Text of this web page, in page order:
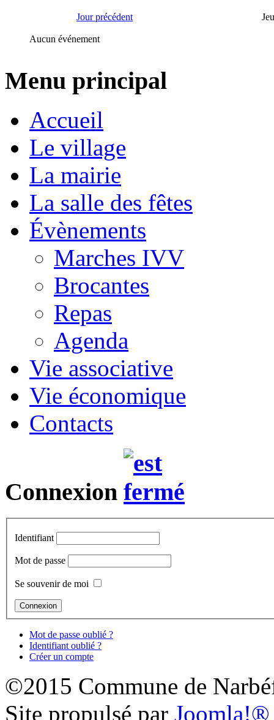
Jour précédent
Aucun événement
Menu principal
Accueil
Le village
La mairie
La salle des fêtes
Évènements
Marches IVV
Brocantes
Repas
Agenda
Vie associative
Vie économique
Contacts
Connexion
Identifiant
Mot de passe
Se souvenir de moi
Mot de passe oublié ?
Identifiant oublié ?
Créer un compte
©2015 Commune de
Site propulsé par Joomla!®